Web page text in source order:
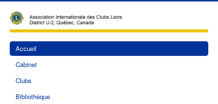
Accueil
Cabinet
Clubs
Bibliothèque